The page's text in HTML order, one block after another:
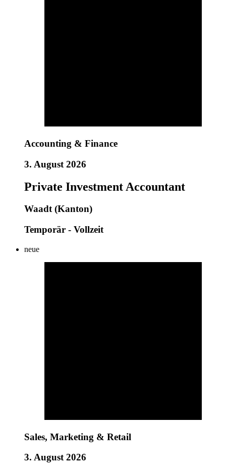
Accounting & Finance
3. August 2026
Private Investment Accountant
Waadt (Kanton)
Temporär - Vollzeit
neue
Sales, Marketing & Retail
3. August 2026